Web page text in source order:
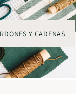
Y CADENAS